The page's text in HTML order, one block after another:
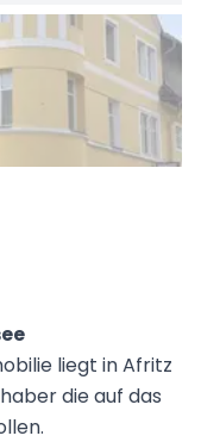
liegt in Afritz
die auf das